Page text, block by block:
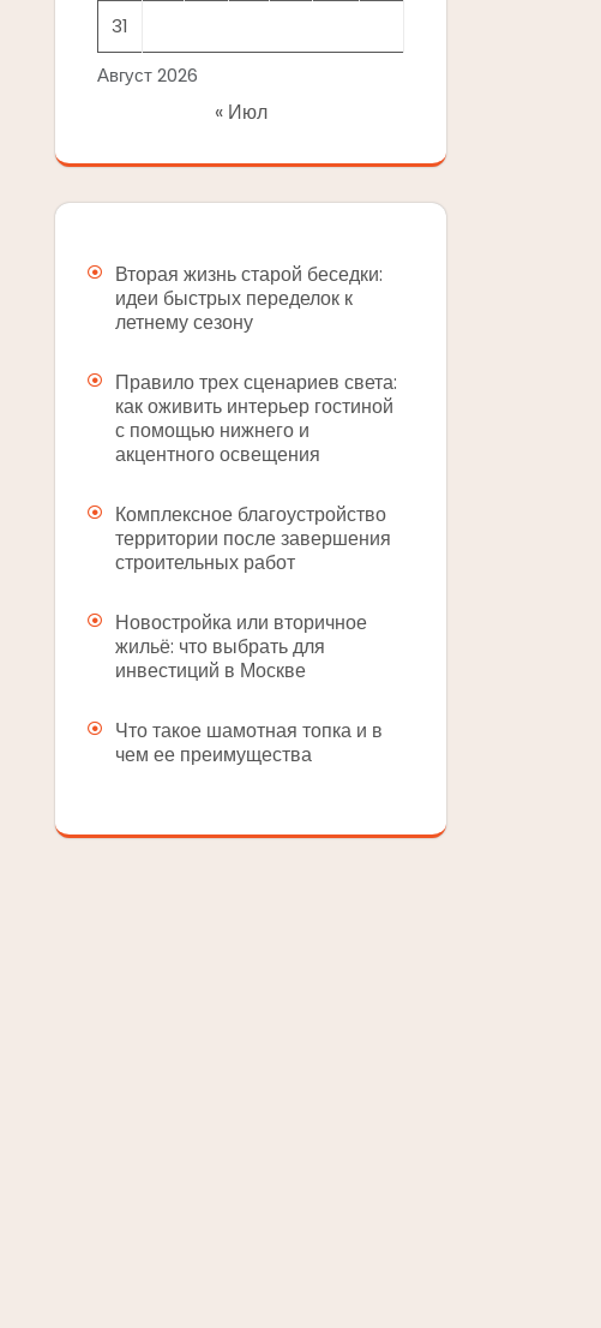
Август 2026
31
« Июл
Вторая жизнь старой беседки:
идеи быстрых переделок к
летнему сезону
Правило трех сценариев света:
как оживить интерьер гостиной
с помощью нижнего и
акцентного освещения
Комплексное благоустройство
территории после завершения
строительных работ
Новостройка или вторичное
жильё: что выбрать для
инвестиций в Москве
Что такое шамотная топка и в
чем ее преимущества